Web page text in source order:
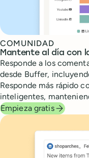
COMUNIDAD
Mantente al día con
Responde a los
desde Buffer,
Responde más rápido
inteligentes,
Empieza gratis